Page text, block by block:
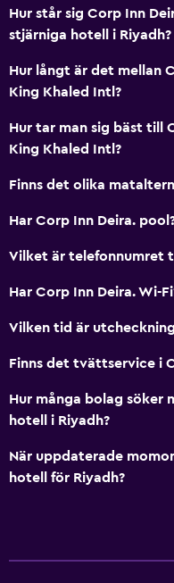
Hur står sig Corp Inn
stjärniga hotell i Riyadh?
Hur långt är det mellan
King Khaled Intl?
Hur tar man sig bäst till
King Khaled Intl?
Finns det olika
Har Corp Inn Deira.
Vilket är telefonnumret
Har Corp Inn Deira. Wi-
Vilken tid är
Finns det tvättservice i
Hur många bolag söker
hotell i Riyadh?
När uppdaterade
hotell för Riyadh?